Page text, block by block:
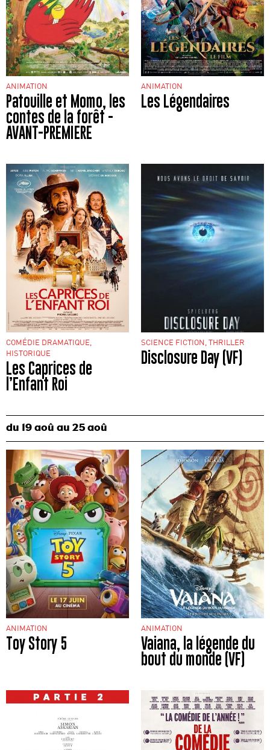
ANIMATION
Patouille et Momo, les
contes de la forêt -
AVANT-PREMIERE
ANIMATION
Les Légendaires
COMÉDIE DRAMATIQUE,
HISTORIQUE
Les Caprices de
l’Enfant Roi
SCIENCE FICTION, THRILLER
Disclosure Day (VF)
du 19 aoû au 25 aoû
ANIMATION
Toy Story 5
ANIMATION
Vaiana, la légende du
bout du monde (VF)